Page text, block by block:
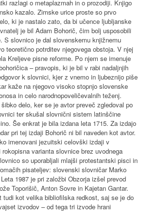
razlagi o metaplazmah in o prozodiji. Knjigo
kazalo. Zimske urice proste so prvo
ki je nastalo zato, da bi učence ljubljanske
je bil Adam Bohorič, čim bolj usposobili
S slovnico je dal slovenskemu knjižnemu
teoretično potrditev njegovega obstoja. V njej
Kreljeve pisne reforme. Po njem se imenuje
– pravopis, ki je bil v rabi nadaljnjih
k slovnici, kjer z vnemo in ljubeznijo piše
kaže na njegovo visoko stopnjo slovenske
in celo narodnopoveličevalnih teženj.
delo, ker se je avtor preveč zgledoval po
ter skušal slovnični sistem latinščine
Še enkrat je bila izdana leta 1715. Za izdajo
pri tej izdaji Bohorič ni bil naveden kot avtor.
imenovani jezuitski celovški izdaji v
varianta slovnice brez uvodnega
so uporabljali mlajši protestantski pisci in
pisateljev: slovenski slovničar Marko
1987 je pri založbi Obzorja izšel prevod
Toporišič, Anton Sovre in Kajetan Gantar.
tudi kot velika bibliofilska redkost, saj se je do
izvodov – od tega tri izvode hrani